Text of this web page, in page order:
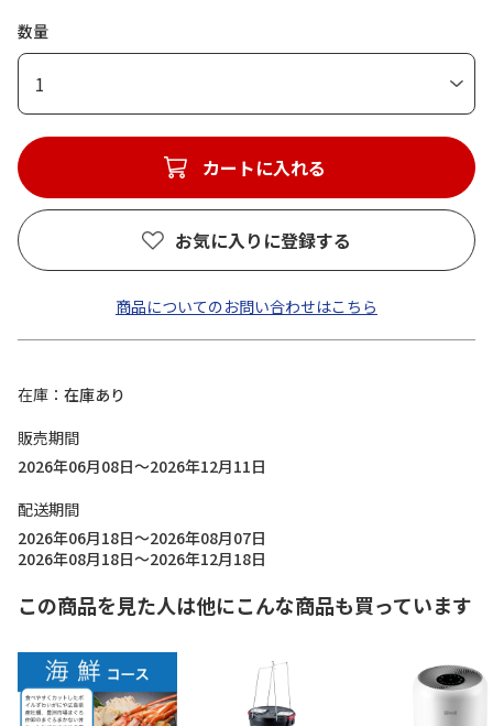
数量
1
カートに入れる
お気に入りに登録する
商品についてのお問い合わせはこちら
在庫
在庫あり
販売期間
2026年06月08日～2026年12月11日
配送期間
2026年06月18日～2026年08月07日
2026年08月18日～2026年12月18日
この商品を見た人は他にこんな商品も買っています